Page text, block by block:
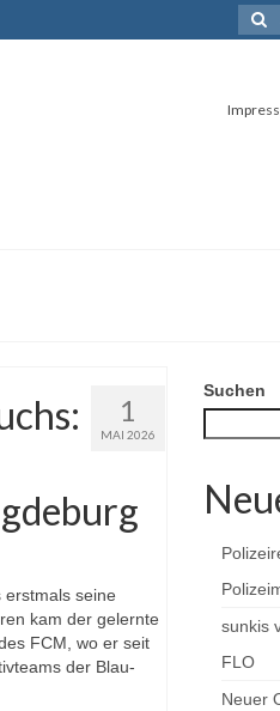
1
MAI 2026
seine
kam der gelernte
FCM, wo er seit
der Blau-
Suchen
sunkis
FLO
Neuer